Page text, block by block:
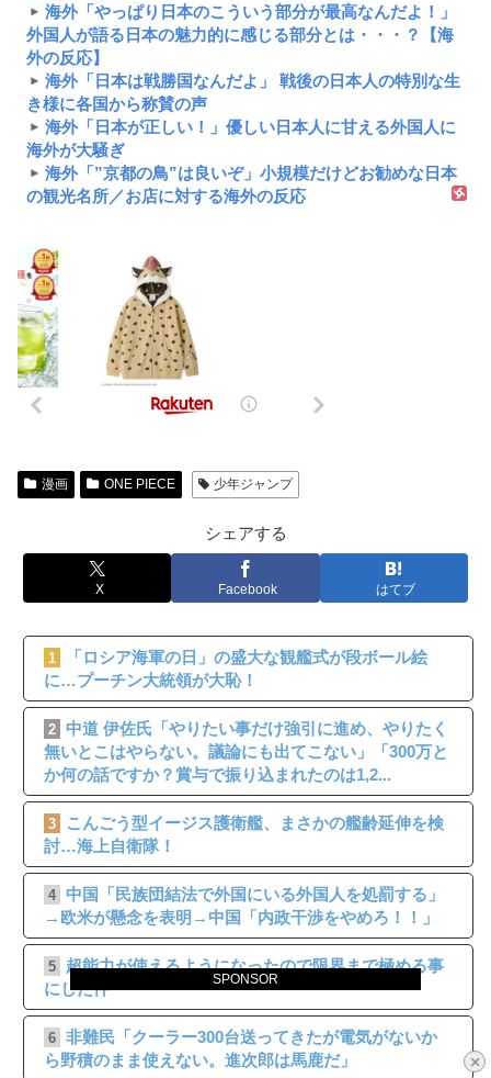
×
SPONSOR
海外「やっぱり日本のこういう部分が最高なんだよ！」
外国人が語る日本の魅力的に感じる部分とは・・・？【海
外の反応】
海外「日本は戦勝国なんだよ」 戦後の日本人の特別な生
き様に各国から称賛の声
海外「日本が正しい！」優しい日本人に甘える外国人に
海外が大騒ぎ
海外「”京都の鳥”は良いぞ」小規模だけどお勧めな日本
の観光名所／お店に対する海外の反応
漫画 ONE PIECE 少年ジャンプ
シェアする
X Facebook はてブ
1
「ロシア海軍の日」の盛大な観艦式が段ボール絵
に…プーチン大統領が大恥！
2 中道 伊佐氏「やりたい事だけ強引に進め、やりたく
無いとこはやらない。議論にも出てこない」「300万と
か何の話ですか？賞与で振り込まれたのは1,2...
3
こんごう型イージス護衛艦、まさかの艦齢延伸を検
討…海上自衛隊！
4 中国「民族団結法で外国にいる外国人を処罰する」
→欧米が懸念を表明→中国「内政干渉をやめろ！！」
5
超能力が使えるようになったので限界まで極める事
にした件
6 非難民「クーラー300台送ってきたが電気がないか
ら野積のまま使えない。進次郎は馬鹿だ」